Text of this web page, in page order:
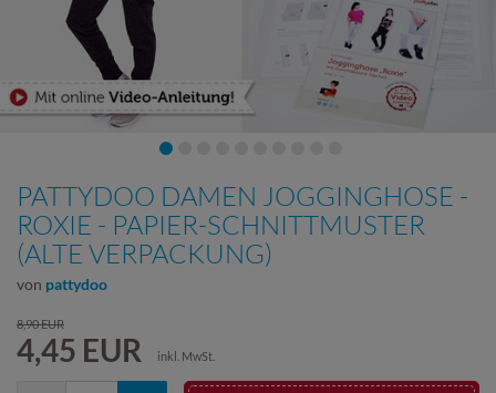
PATTYDOO DAMEN JOGGINGHOSE -
ROXIE - PAPIER-SCHNITTMUSTER
(ALTE VERPACKUNG)
von pattydoo
8,90 EUR
4,45 EUR inkl. MwSt.